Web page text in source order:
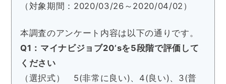
（対象期間：2020/03/26～2020/04/02）
本調査のアンケート内容は以下の通りです。
Q1：マイナビジョブ20’sを5段階で評価して
ください
（選択式） 5(非常に良い)、4(良い)、3(普